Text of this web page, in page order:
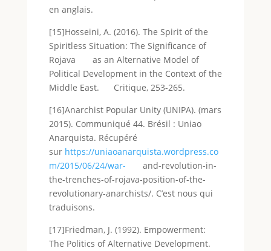
en anglais.
[15]Hosseini, A. (2016). The Spirit of the
Spiritless Situation: The Significance of
Rojava as an Alternative Model of
Political Development in the Context of the
Middle East. Critique, 253-265.
[16]Anarchist Popular Unity (UNIPA). (mars
2015). Communiqué 44. Brésil : Uniao
Anarquista. Récupéré
sur https://uniaoanarquista.wordpress.co
m/2015/06/24/war-
and-revolution-in-
the-trenches-of-rojava-position-of-the-
revolutionary-anarchists/. C’est nous qui
traduisons.
[17]Friedman, J. (1992). Empowerment:
The Politics of Alternative Development.